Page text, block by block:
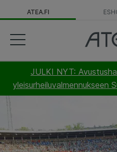
ATEA.FI
JULKI NYT:
yleisurheiluvalmennukseen